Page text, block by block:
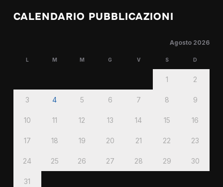
CALENDARIO PUBBLICAZIONI
Agosto 2026
L M M G V S D
1 2
3 4 5 6 7 8 9
10 11 12 13 14 15 16
17 18 19 20 21 22 23
24 25 26 27 28 29 30
31